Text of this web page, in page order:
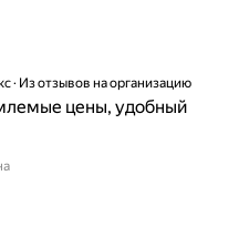
· Из отзывов на организацию
цены, удобный